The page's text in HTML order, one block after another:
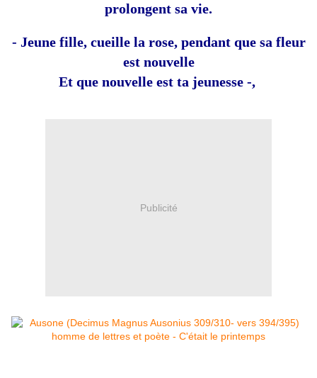
prolongent sa vie.
- Jeune fille, cueille la rose, pendant que sa fleur
est nouvelle
Et que nouvelle est ta jeunesse -,
Publicité